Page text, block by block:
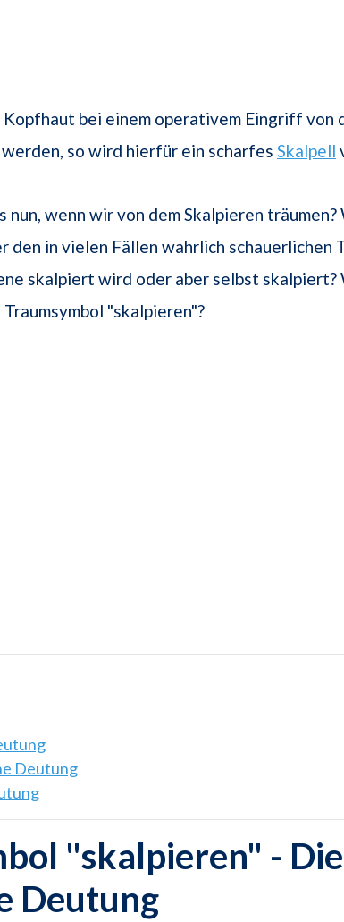
bei einem operativem Eingriff von
so wird hierfür ein scharfes Skalpell
nun, wenn wir von dem Skalpieren träumen?
den in vielen Fällen wahrlich schauerlichen
skalpiert wird oder aber selbst skalpiert?
"skalpieren"?
Deutung
"skalpieren" - Die
Deutung